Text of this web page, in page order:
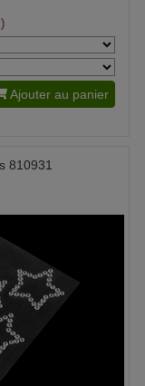
Ajouter au panier
810931